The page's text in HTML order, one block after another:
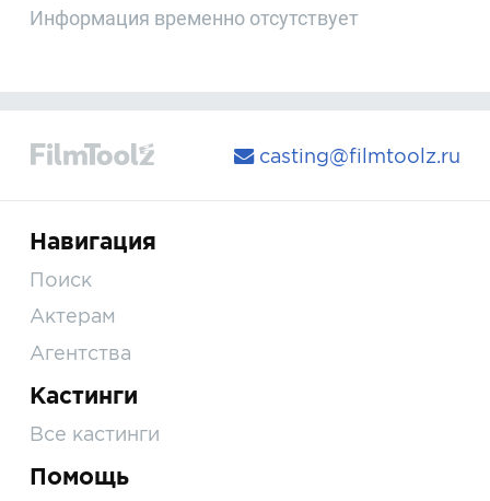
Информация временно отсутствует
casting@filmtoolz.ru
Навигация
Поиск
Актерам
Агентства
Кастинги
Все кастинги
Помощь